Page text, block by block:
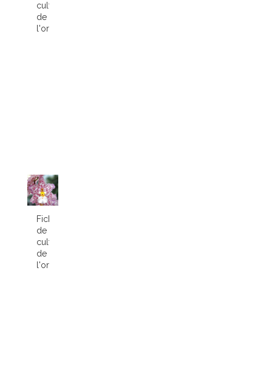
culture
de
l'orchidée...
Fiche
de
culture
de
l'orchidée...